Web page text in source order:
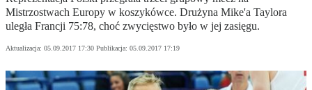
Mistrzostwach Europy w koszykówce. Drużyna Mike'a Taylora
uległa Francji 75:78, choć zwycięstwo było w jej zasięgu.
Aktualizacja: 05.09.2017 17:30 Publikacja: 05.09.2017 17:19